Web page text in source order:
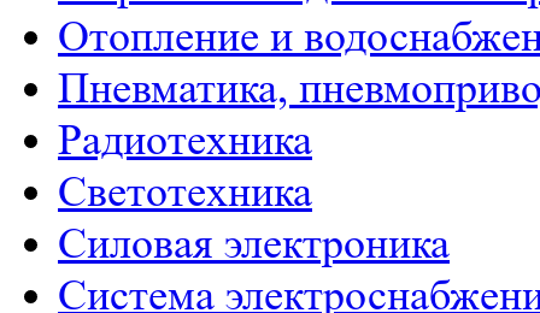
Отопление и
Пневматика,
Радиотехника
Светотехника
Силовая электроника
Система